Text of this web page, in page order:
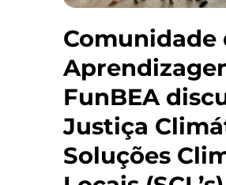
Comunidade
FunBEA
Justiça
Soluções